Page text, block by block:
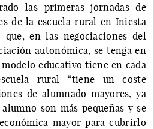
las primeras jornadas de
de la escuela rural en Iniesta
que, en las negociaciones del
autonómica, se tenga en
educativo tiene en cada
rural “tiene un coste
de alumnado mayores, ya
son más pequeñas y se
mayor para cubrirlo